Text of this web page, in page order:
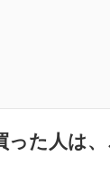
った人は